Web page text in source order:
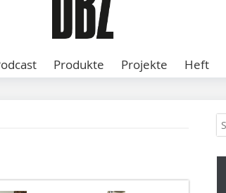
Produkte Projekte Heft